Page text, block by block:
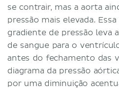
se contrair, mas a aorta
pressão mais elevada.
gradiente de pressão leva
de sangue para o
antes do fechamento das
diagrama da pressão
por uma diminuição